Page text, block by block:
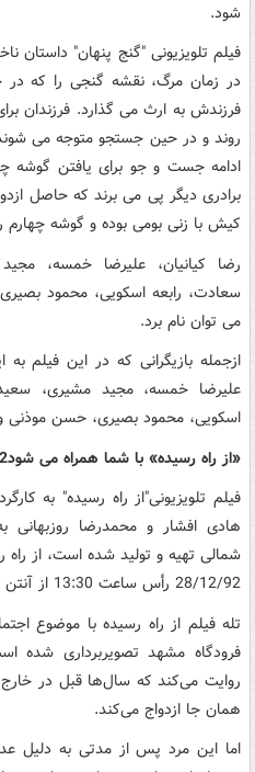
شود.
فیلم تلویزیونی "گنج پنهان"
در زمان مرگ، نقشه گنجی را که
فرزندش به ارث می گذارد. فرزندان
روند و در حین جستجو متوجه می
ادامه جست و جو برای یافتن گوشه
برادری دیگر پی می برند که حاصل
کیش با زنی بومی بوده و گوشه چهارم
رضا کیانیان، علیرضا خمسه،
سعادت، رابعه اسکویی، محمود
می توان نام برد.
ازجمله بازیگرانی که در این فیلم به
علیرضا خمسه، مجید مشیری،
اسکویی، محمود بصیری، حسن موذنی
«از راه رسیده» با شما همراه می شود28/12/92
فیلم تلویزیونی"از راه رسیده" به
هادی افشار و محمدرضا
شمالی تهیه و تولید شده است، از
28/12/92 رأس ساعت 13:30 از آنتن شبکه شما پخش می شود.
تله فیلم از راه رسیده با موضوع
فرودگاه مشهد تصویربرداری شده
روایت می‌کند که سال‌ها قبل در
همان جا ازدواج می‌کند.
اما این مرد پس از مدتی به دلیل